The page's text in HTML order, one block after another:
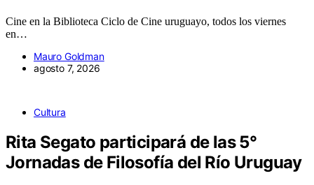
Cine en la Biblioteca Ciclo de Cine uruguayo, todos los viernes
en…
Mauro Goldman
agosto 7, 2026
Cultura
Rita Segato participará de las 5°
Jornadas de Filosofía del Río Uruguay